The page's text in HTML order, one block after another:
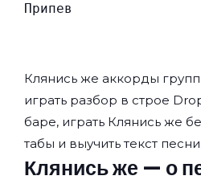
Припев
Клянись же аккорды
играть разбор в строе
баре, играть Клянись же
табы и выучить текст песни.
Клянись же — о